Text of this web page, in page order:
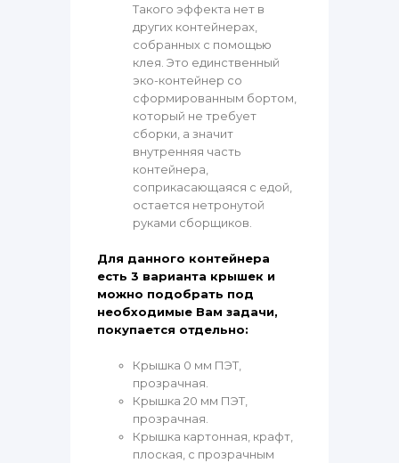
Такого эффекта нет в
других контейнерах,
собранных с помощью
клея. Это единственный
эко-контейнер со
сформированным бортом,
который не требует
сборки, а значит
внутренняя часть
контейнера,
соприкасающаяся с едой,
остается нетронутой
руками сборщиков.
Для данного контейнера
есть 3 варианта крышек и
можно подобрать под
необходимые Вам задачи,
покупается отдельно:
Крышка 0 мм ПЭТ,
прозрачная.
Крышка 20 мм ПЭТ,
прозрачная.
Крышка картонная, крафт,
плоская, с прозрачным